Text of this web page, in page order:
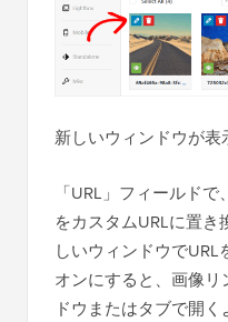
新しいウィンドウが表
「URL」フィールド
をカスタムURLに置
しいウィンドウで
オンにすると、画像
ドウまたはタブで開く